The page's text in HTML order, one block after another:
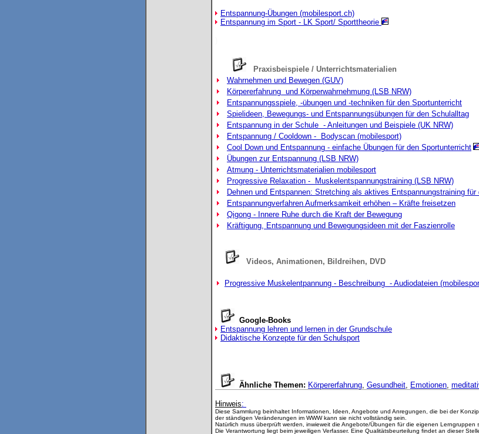
Entspannung-Übungen (mobilesport.ch)
Entspannung im Sport - LK Sport/ Sporttheorie
Praxisbeispiele / Unterrichtsmaterialien
Wahrnehmen und Bewegen (GUV)
Körpererfahrung und Körperwahrnehmung (LSB NRW)
Entspannungsspiele, -übungen und -techniken für den Sportunterricht
Spielideen, Bewegungs- und Entspannungsübungen für den Schulalltag
Entspannung in der Schule - Anleitungen und Beispiele (UK NRW)
Entspannung / Cooldown - Bodyscan (mobilesport)
Cool Down und Entspannung - einfache Übungen für den Sportunterricht
Übungen zur Entspannung (LSB NRW)
Atmung - Unterrichtsmaterialien mobilesport
Progressive Relaxation - Muskelentspannungstraining (LSB NRW)
Dehnen und Entspannen: Stretching als aktives Entspannungstraining für
Entspannungverfahren Aufmerksamkeit erhöhen – Kräfte freisetzen
Qigong - Innere Ruhe durch die Kraft der Bewegung
Kräftigung, Entspannung und Bewegungsideen mit der Faszienrolle
Videos, Animationen, Bildreihen, DVD
Progressive Muskelentpannung - Beschreibung - Audiodateien
Google-Books
Entspannung lehren und lernen in der Grundschule
Didaktische Konzepte für den Schulsport
Ähnliche Themen: Körpererfahrung, Gesundheit, Emotionen,
Hinweis:
Diese Sammlung beinhaltet Informationen, Ideen, Angebote und Anregungen, die bei der
der ständigen Veränderungen im WWW kann sie nicht vollständig sein.
Natürlich muss überprüft werden, inwieweit die Angebote/Übungen für die eigenen Lerngruppen
Die Verantwortung liegt beim jeweiligen Verfasser. Eine Qualitätsbeurteilung findet an dieser